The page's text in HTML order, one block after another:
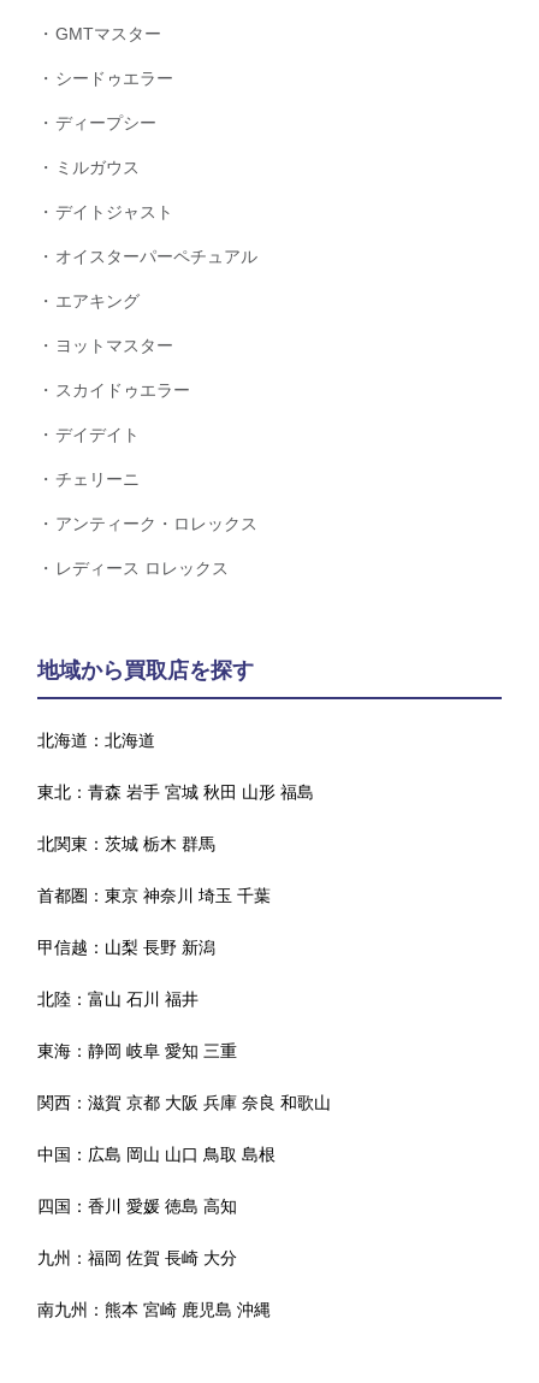
GMTマスター
シードゥエラー
ディープシー
ミルガウス
デイトジャスト
オイスターパーペチュアル
エアキング
ヨットマスター
スカイドゥエラー
デイデイト
チェリーニ
アンティーク・ロレックス
レディース ロレックス
地域から買取店を探す
北海道：北海道
東北：青森 岩手 宮城 秋田 山形 福島
北関東：茨城 栃木 群馬
首都圏：東京 神奈川 埼玉 千葉
甲信越： 山梨 長野 新潟
北陸：富山 石川 福井
東海：静岡 岐阜 愛知 三重
関西：滋賀 京都 大阪 兵庫 奈良 和歌山
中国： 広島 岡山 山口 鳥取 島根
四国：香川 愛媛 徳島 高知
九州：福岡 佐賀 長崎 大分
南九州：熊本 宮崎 鹿児島 沖縄